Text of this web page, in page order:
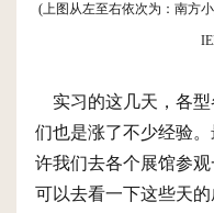
(上图从左至右依次为：南方
实习的这几天，各型
们也是涨了不少经验
许我们去各个展馆参
可以去看一下这些天